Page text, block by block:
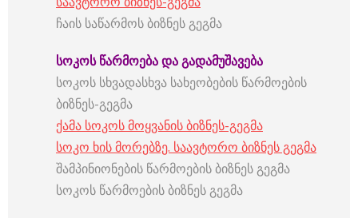
ჩაის საწარმოს ბიზნეს გეგმა
სოკოს წარმოებადაგადამუშავება
სოკოს სხვადასხვა სახეობების წარმოების
ბიზნეს-გეგმა
ქამა სოკოს მოყვანის ბიზნეს-გეგმა
სოკო ხის მორებზე. საავტორო ბიზნეს გეგმა
შამპინიონების წარმოების ბიზნეს გეგმა
სოკოს წარმოების ბიზნეს გეგმა